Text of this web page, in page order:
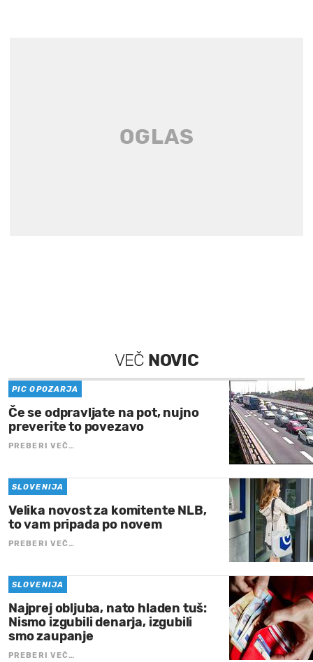
VEČ NOVIC
PIC OPOZARJA
Če se odpravljate na pot, nujno
preverite to povezavo
PREBERI VEČ…
SLOVENIJA
Velika novost za komitente NLB,
to vam pripada po novem
PREBERI VEČ…
SLOVENIJA
Najprej obljuba, nato hladen tuš:
Nismo izgubili denarja, izgubili
smo zaupanje
PREBERI VEČ…